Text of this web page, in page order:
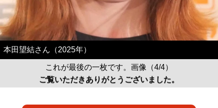
本田望結さん（2025年）
これが最後の一枚です。画像（4/4）
ご覧いただきありがとうございました。